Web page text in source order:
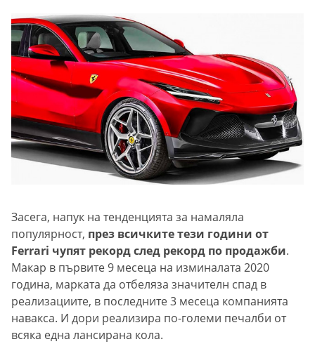
Засега, напук на тенденцията за намаляла
популярност, през всичките тези години от
Ferrari чупят рекорд след рекорд по продажби.
Макар в първите 9 месеца на изминалата 2020
година, марката да отбеляза значителн спад в
реализациите, в последните 3 месеца компанията
навакса. И дори реализира по-големи печалби от
всяка една лансирана кола.